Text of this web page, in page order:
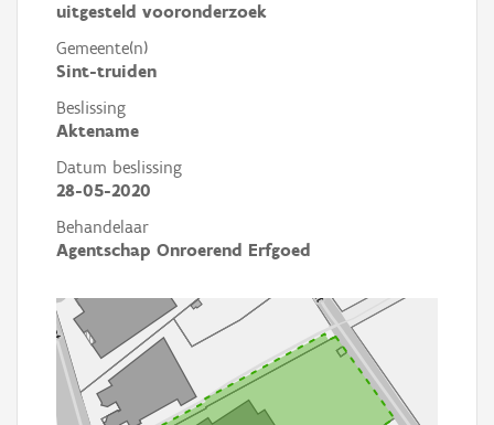
uitgesteld vooronderzoek
Gemeente(n)
Sint-truiden
Beslissing
Aktename
Datum beslissing
28-05-2020
Behandelaar
Agentschap Onroerend Erfgoed